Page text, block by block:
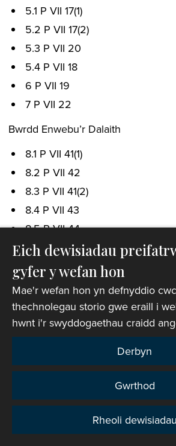
5.1 P VII 17(1)
5.2 P VII 17(2)
5.3 P VII 20
5.4 P VII 18
6 P VII 19
7 P VII 22
Bwrdd Enwebu’r Dalaith
8.1 P VII 41(1)
8.2 P VII 42
8.3 P VII 41(2)
8.4 P VII 43
8.5 P VII 44
8.6 P VII 45
9 P VII 9
Methiant i Enwebu
10 P VII 23
11 P VII 24
13 P VII 26/27
Preifatrwydd
Eich dewisiadau
gyfer y wefan hon
Mae'r wefan hon yn defnyddio
thechnolegau storio gwe eraill i
hwnt i'r swyddogaethau craidd
Derbyn
Gwrthod
Rheoli dewisiadau